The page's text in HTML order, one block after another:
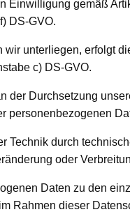
Einwilligung gemäß
DS-GVO.
unterliegen, erfolgt
c) DS-GVO.
der Durchsetzung
personenbezogenen
Technik durch
oder
Daten zu den
Rahmen dieser